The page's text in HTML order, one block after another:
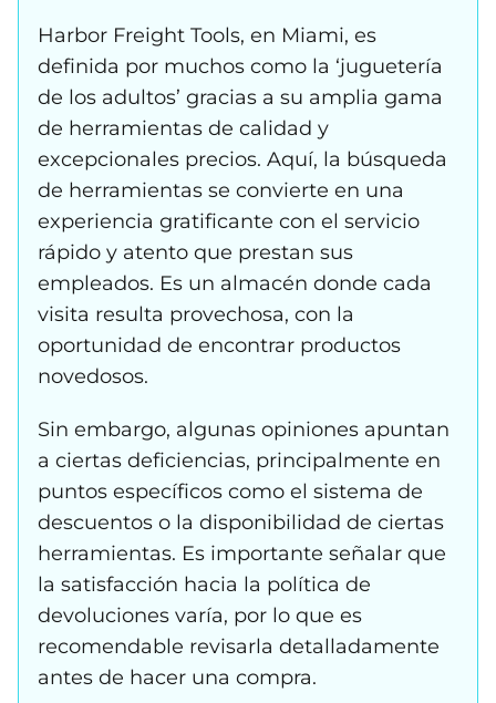
Harbor Freight Tools, en Miami, es
definida por muchos como la ‘juguetería
de los adultos’ gracias a su amplia gama
de herramientas de calidad y
excepcionales precios. Aquí, la búsqueda
de herramientas se convierte en una
experiencia gratificante con el servicio
rápido y atento que prestan sus
empleados. Es un almacén donde cada
visita resulta provechosa, con la
oportunidad de encontrar productos
novedosos.
Sin embargo, algunas opiniones apuntan
a ciertas deficiencias, principalmente en
puntos específicos como el sistema de
descuentos o la disponibilidad de ciertas
herramientas. Es importante señalar que
la satisfacción hacia la política de
devoluciones varía, por lo que es
recomendable revisarla detalladamente
antes de hacer una compra.